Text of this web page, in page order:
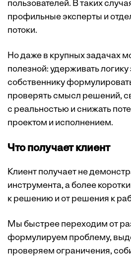
пользователей. В таких
профильные эксперты и
потоки.
Но даже в крупных задачах
полезной: удерживать
собственнику
проверять смысл решений,
с реальностью и снижать
проектом и исполнением.
Что получает клиент
Клиент получает не
инструмента, а более
к решению и от решения к
Мы быстрее переходим от
формулируем проблему,
проверяем ограничения,